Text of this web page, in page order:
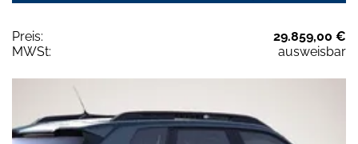
Preis:
29.859,00 €
MWSt:
ausweisbar